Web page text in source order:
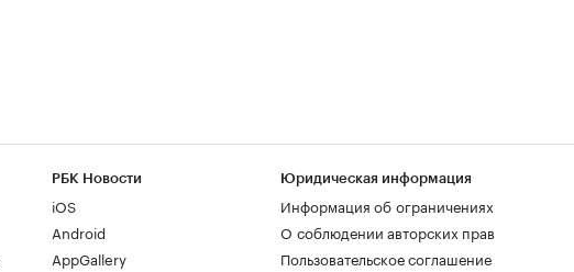
РБК Новости
iOS
Android
AppGallery
Юридическая информация
Информация об ограничениях
О соблюдении авторских прав
Пользовательское соглашение